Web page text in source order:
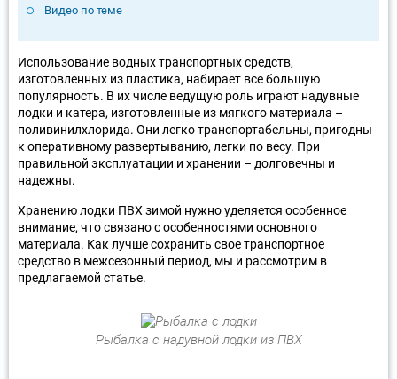
Видео по теме
Использование водных транспортных средств,
изготовленных из пластика, набирает все большую
популярность. В их числе ведущую роль играют надувные
лодки и катера, изготовленные из мягкого материала –
поливинилхлорида. Они легко транспортабельны, пригодны
к оперативному развертыванию, легки по весу. При
правильной эксплуатации и хранении – долговечны и
надежны.
Хранению лодки ПВХ зимой нужно уделяется особенное
внимание, что связано с особенностями основного
материала. Как лучше сохранить свое транспортное
средство в межсезонный период, мы и рассмотрим в
предлагаемой статье.
Рыбалка с надувной лодки из ПВХ